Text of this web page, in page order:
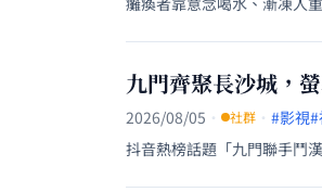
九門齊聚長沙城，
2026/08/05 · 社群 · #影視
抖音熱榜話題「九門聯手鬥